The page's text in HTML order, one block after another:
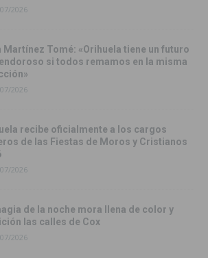
2026
Martínez Tomé: «Orihuela tiene un futuro
si todos remamos en la misma
2026
recibe oficialmente a los cargos
de las Fiestas de Moros y Cristianos
2026
de la noche mora llena de color y
las calles de Cox
2026